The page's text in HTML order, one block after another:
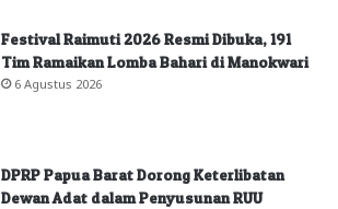
Festival Raimuti 2026 Resmi Dibuka, 191
Tim Ramaikan Lomba Bahari di Manokwari
6 Agustus 2026
DPRP Papua Barat Dorong Keterlibatan
Dewan Adat dalam Penyusunan RUU